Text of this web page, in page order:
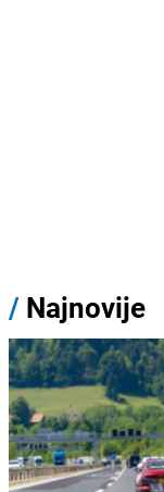
/ Najnovije